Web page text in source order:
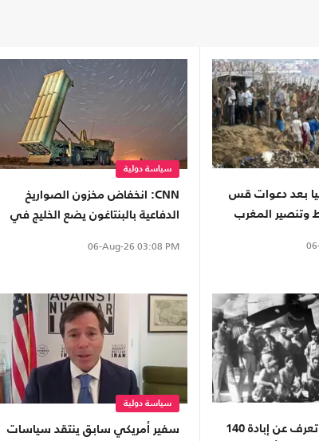
بعد دعوات قس
وتنصير المغرب
سياسة دولية
CNN: انخفاض مخزون الصواريخ
الدفاعية بالبنتاغون يضع الخليج في
06-Aug-26 03:08 PM
هيروشيما | ماذا تعرف عن إبادة 140
سياسة دولية
سفير أمريكي سابق ينتقد سياسات